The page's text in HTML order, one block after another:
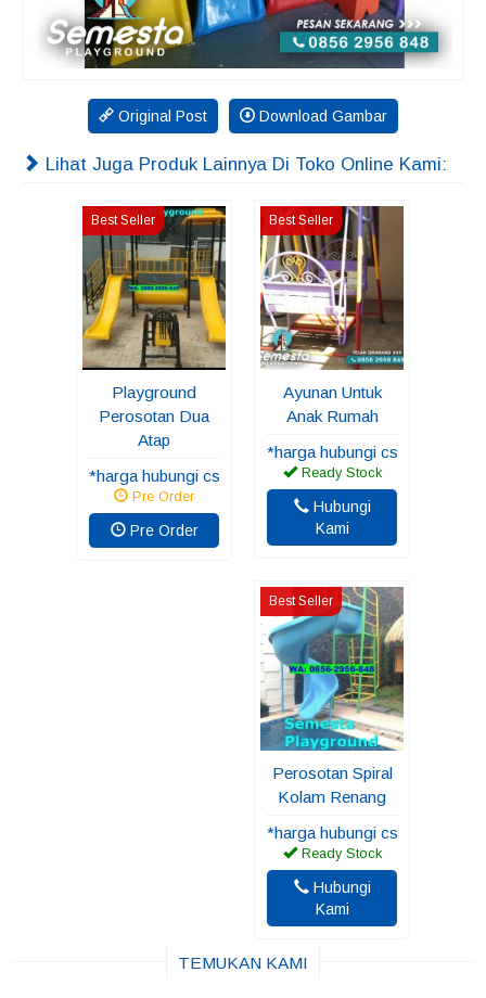
Original Post Download Gambar
Lihat Juga Produk Lainnya Di Toko Online Kami:
Best Seller
Playground
Perosotan Dua
Atap
*harga hubungi cs
Pre Order
Pre Order
Best Seller
Ayunan Untuk
Anak Rumah
*harga hubungi cs
Ready Stock
Hubungi
Kami
Best Seller
Perosotan Spiral
Kolam Renang
*harga hubungi cs
Ready Stock
Hubungi
Kami
TEMUKAN KAMI